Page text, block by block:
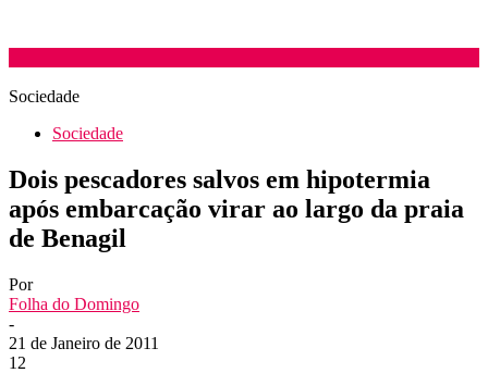
Sociedade
Sociedade
Dois pescadores salvos em hipotermia
após embarcação virar ao largo da praia
de Benagil
Por
Folha do Domingo
-
21 de Janeiro de 2011
12